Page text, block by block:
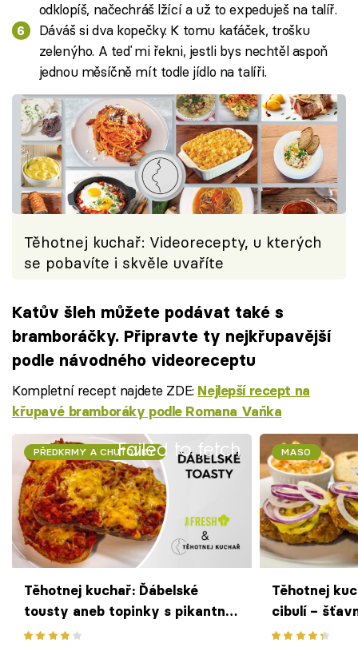
odklopíš, načechráš lžící a už to expeduješ na talíř.
Dáváš si dva kopečky. K tomu kaťáček, trošku
zelenýho. A teď mi řekni, jestli bys nechtěl aspoň
jednou měsíčně mít todle jídlo na talíři.
Těhotnej kuchař: Videorecepty, u kterých
se pobavíte i skvěle uvaříte
Katův šleh můžete podávat také s
bramboráčky. Připravte ty nejkřupavější
podle návodného videoreceptu
Kompletní recept najdete ZDE: Nejlepší recept na
křupavé bramboráky podle Romana Vaňka
Failed to fetch
PŘEDKRMY A CHUŤOVKY
Těhotnej kuchař: Ďábelské
tousty aneb topinky s pikantní
masovou směsí zapečené se
MASO
Těhotnej
cibulí –
placičky s